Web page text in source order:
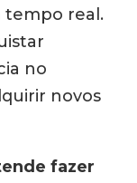
tempo real.
no
novos
fazer